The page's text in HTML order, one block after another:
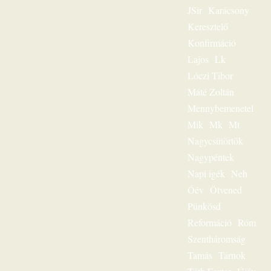
JSir Karácsony
Keresztelő
Konfirmáció
Lajos Lk
Lóczi Tibor
Máté Zoltán
Mennybemenetel
Mik
Mk
Mt
Nagycsütörtök
Nagypéntek
Napi igék
Neh
Óév Ötvened
Pünkösd
Reformáció Róm
Szentháromság
Tamás Tárnok